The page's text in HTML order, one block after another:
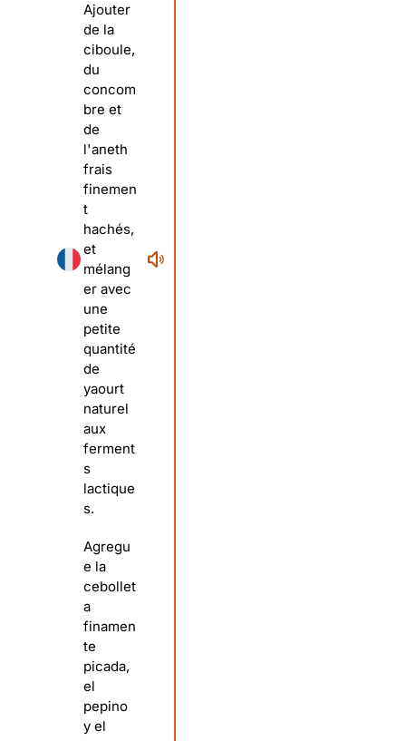
Ajouter
de la
ciboule,
du
concom
bre et
de
l'aneth
frais
finemen
t
hachés,
et
mélang
er avec
une
petite
quantité
de
yaourt
naturel
aux
ferment
s
lactique
s.
Agregu
e la
cebollet
a
finamen
te
picada,
el
pepino
y el